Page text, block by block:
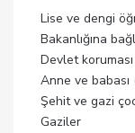
Lise ve dengi
Bakanlığına
Devlet
Anne ve
Şehit ve gazi
Gaziler